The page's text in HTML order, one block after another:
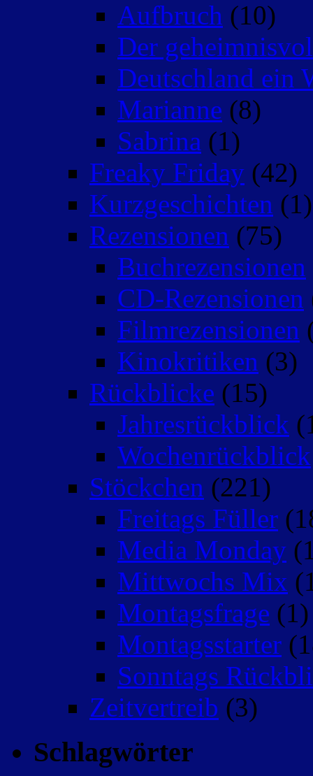
Aufbruch (10)
Der
Deutschland ein
Marianne (8)
Sabrina (1)
Freaky Friday (42)
Kurzgeschichten (1)
Rezensionen (75)
Buchrezensionen
CD-Rezensionen
Filmrezensionen
Kinokritiken (3)
Rückblicke (15)
Jahresrückblick
Wochenrückblick
Stöckchen (221)
Freitags Füller
Media Monday
Mittwochs Mix
Montagsfrage (1)
Montagsstarter
Sonntags
Zeitvertreib (3)
Schlagwörter